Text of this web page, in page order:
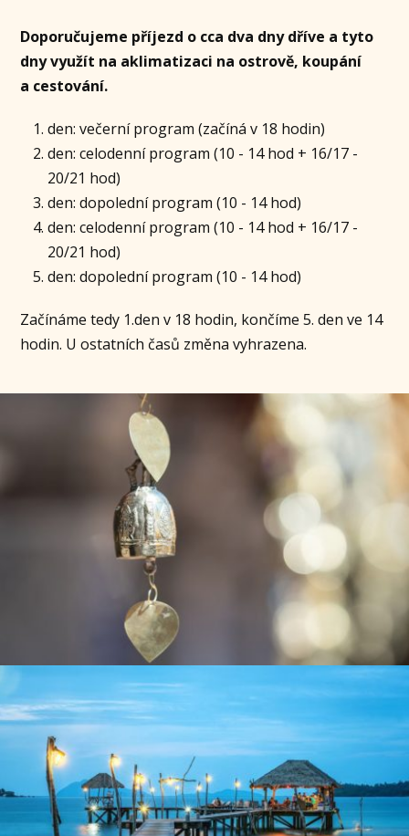
Doporučujeme příjezd o cca dva dny dříve a tyto
dny využít na aklimatizaci na ostrově, koupání
a cestování.
den: večerní program (začíná v 18 hodin)
den: celodenní program (10 - 14 hod + 16/17 -
20/21 hod)
den: dopolední program (10 - 14 hod)
den: celodenní program (10 - 14 hod + 16/17 -
20/21 hod)
den: dopolední program (10 - 14 hod)
Začínáme tedy 1.den v 18 hodin, končíme 5. den ve 14
hodin. U ostatních časů změna vyhrazena.